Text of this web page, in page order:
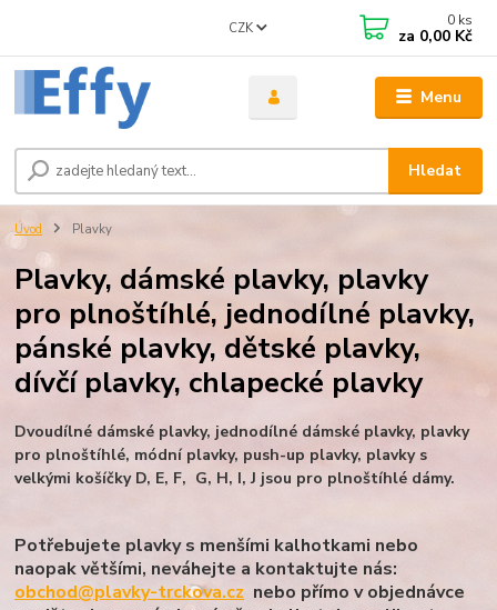
Menu
CZK
Hledat
0 ks
za 0,00 Kč
Úvod Plavky
Plavky, dámské plavky, plavky
pro plnoštíhlé, jednodílné plavky,
pánské plavky, dětské plavky,
dívčí plavky, chlapecké plavky
Dvoudílné dámské plavky, jednodílné dámské plavky, plavky
pro plnoštíhlé, módní plavky, push-up plavky, plavky s
velkými košíčky D, E, F, G, H, I, J jsou pro plnoštíhlé dámy.
Potřebujete plavky s menšími kalhotkami nebo
naopak většími, neváhejte a kontaktujte nás:
obchod@plavky-trckova.cz nebo přímo v objednávce